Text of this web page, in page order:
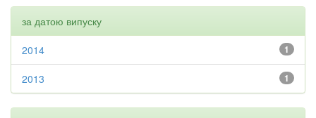
за датою випуску
1
2014
1
2013